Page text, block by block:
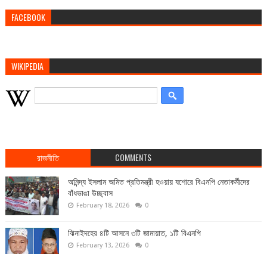
FACEBOOK
WIKIPEDIA
রাজনীতি COMMENTS
অনিন্দ্য ইসলাম অমিত প্রতিমন্ত্রী হওয়ায় যশোরে বিএনপি নেতাকর্মীদের
বাঁধভাঙা উচ্ছ্বাস
February 18, 2026 0
ঝিনাইদহের ৪টি আসনে ৩টি জামায়াত, ১টি বিএনপি
February 13, 2026 0